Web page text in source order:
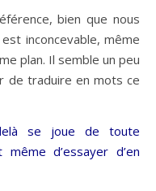
bien que nous
inconcevable, même
plan. Il semble un peu
de traduire en mots ce
se joue de toute
même d’essayer d’en